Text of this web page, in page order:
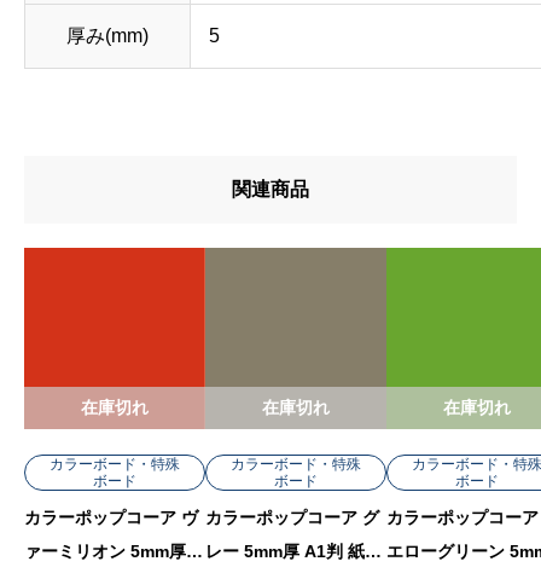
厚み(mm) 5
関連商品
カラーボード・特殊
ボード
カラーポップコーア ヴ
ァーミリオン 5mm厚 A
在庫切れ
カラーボード・特殊
ボード
カラーポップコーア グ
レー 5mm厚 A1判 紙貼
在庫切れ
カラーボード・特殊
ボード
カラーポップコー
エローグリーン
在庫切れ